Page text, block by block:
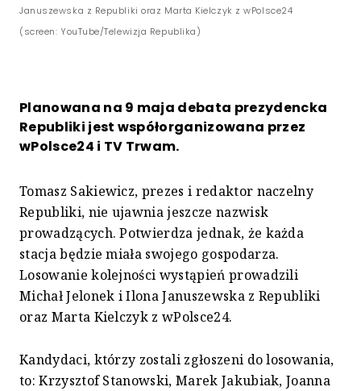
Januszewska z Republiki oraz Marta Kielczyk z wPolsce24
(screen: YouTube/Telewizja Republika)
Planowana na 9 maja debata prezydencka
Republiki jest współorganizowana przez
wPolsce24 i TV Trwam.
Tomasz Sakiewicz, prezes i redaktor naczelny
Republiki, nie ujawnia jeszcze nazwisk
prowadzących. Potwierdza jednak, że każda
stacja będzie miała swojego gospodarza.
Losowanie kolejności wystąpień prowadzili
Michał Jelonek i Ilona Januszewska z Republiki
oraz Marta Kielczyk z wPolsce24.
Kandydaci, którzy zostali zgłoszeni do losowania,
to: Krzysztof Stanowski, Marek Jakubiak, Joanna